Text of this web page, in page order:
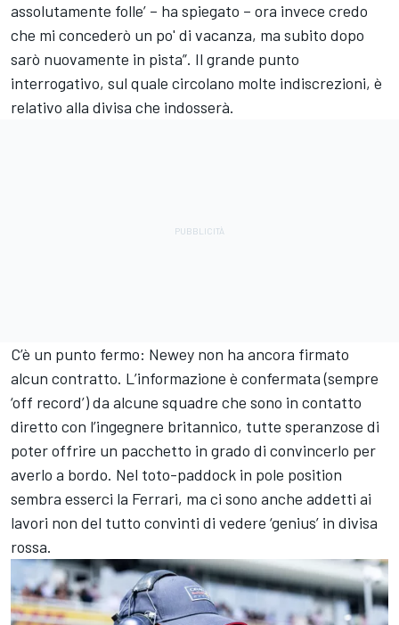
assolutamente folle’ – ha spiegato – ora invece credo
che mi concederò un po' di vacanza, ma subito dopo
sarò nuovamente in pista”. Il grande punto
interrogativo, sul quale circolano molte indiscrezioni, è
relativo alla divisa che indosserà.
C’è un punto fermo: Newey non ha ancora firmato
alcun contratto. L’informazione è confermata (sempre
‘off record’) da alcune squadre che sono in contatto
diretto con l’ingegnere britannico, tutte speranzose di
poter offrire un pacchetto in grado di convincerlo per
averlo a bordo. Nel toto-paddock in pole position
sembra esserci la Ferrari, ma ci sono anche addetti ai
lavori non del tutto convinti di vedere ‘genius’ in divisa
rossa.